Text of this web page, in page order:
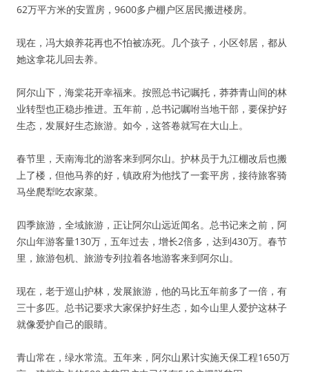
62万平方米的安置房，9600多户棚户区居民搬进楼房。
现在，冯大娘养花再也不怕被冻死。几个孩子，小区邻居，都从
她这拿花儿回去养。
阿尔山下，海棠花开幸福来。按照总书记嘱托，莽莽青山间的林
业转型也正稳步推进。五年前，总书记嘱咐当地干部，要保护好
生态，发展好生态旅游。如今，这答卷就写在大山上。
春节里，天南海北的游客来到阿尔山。护林员于九江棚改后也搬
上了楼，但他马养的好，镇政府为他找了一套平房，接待旅客骑
马坐爬犁吃农家菜。
四季旅游，全域旅游，正让阿尔山远近闻名。总书记来之前，阿
尔山年游客量130万，五年过去，增长2倍多，达到430万。春节
里，旅游包机、旅游专列拉着各地游客来到阿尔山。
现在，老于巡山护林，发展旅游，他的马比五年前多了一倍，有
三十多匹。总书记要求大家保护好生态，如今山里人爱护这林子
就像爱护自己的眼睛。
青山常在，绿水常流。五年来，阿尔山累计实施天保工程1650万